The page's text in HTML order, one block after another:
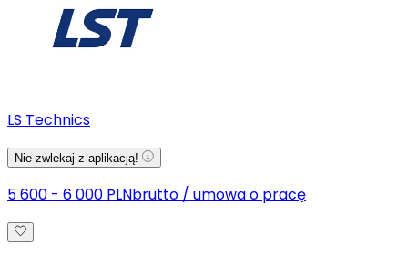
LS Technics
Nie zwlekaj z aplikacją!
5 600 - 6 000 PLNbrutto / umowa o pracę